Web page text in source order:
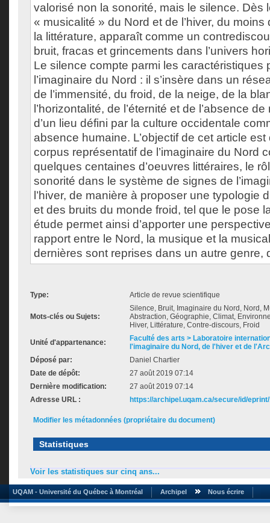
valorisé non la sonorité, mais le silence. Dès
« musicalité » du Nord et de l’hiver, du
la littérature, apparaît comme un
bruit, fracas et grincements dans l’univers
Le silence compte parmi les caractéristiques
l’imaginaire du Nord : il s’insère dans un
de l’immensité, du froid, de la neige, de la
l’horizontalité, de l’éternité et de l’absence
d’un lieu défini par la culture occidentale
absence humaine. L’objectif de cet article est
corpus représentatif de l’imaginaire du Nord
quelques centaines d’oeuvres littéraires, le
sonorité dans le système de signes de
l’hiver, de manière à proposer une typologie
et des bruits du monde froid, tel que le pose
étude permet ainsi d’apporter une
rapport entre le Nord, la musique et la
dernières sont reprises dans un autre genre,
Type: Article de revue scientifique
Mots-clés ou Sujets:
Silence, Bruit, Imaginaire du Nord, Nord,
Abstraction, Géographie, Climat,
Hiver, Littérature, Contre-discours, Froid
Unité d'appartenance:
Faculté des arts > Laboratoire
l'imaginaire du Nord, de l'hiver et de
Déposé par:
Daniel Chartier
Date de dépôt:
27 août 2019 07:14
Dernière modification:
27 août 2019 07:14
Adresse URL :
https://archipel.uqam.ca/secure/id/
Modifier les métadonnées (propriétaire du document)
Statistiques
Voir les statistiques sur cinq ans...
UQAM - Université du Québec à Montréal Archipel Nous écrire